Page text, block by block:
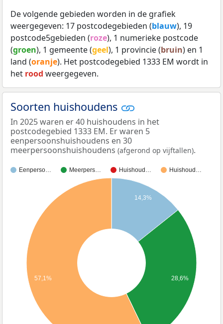
De volgende gebieden worden in de grafiek
weergegeven: 17 postcodegebieden (blauw), 19
postcode5gebieden (roze), 1 numerieke postcode
(groen), 1 gemeente (geel), 1 provincie (bruin) en 1
land (oranje). Het postcodegebied 1333 EM wordt in
het rood weergegeven.
Soorten huishoudens
In 2025 waren er 40 huishoudens in het
postcodegebied 1333 EM. Er waren 5
eenpersoonshuishoudens en 30
meerpersoonshuishoudens (afgerond op vijftallen).
Eenperso… Meerpers… Huishoud… Huishoud…
14,3%
28,6%
57,1%